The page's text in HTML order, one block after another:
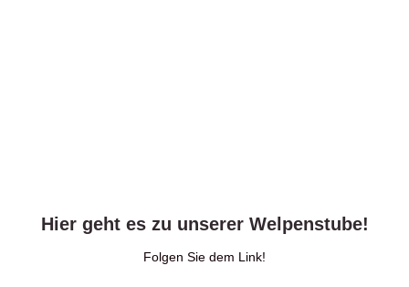
Hier geht es zu unserer Welpenstube!
Folgen Sie dem Link!